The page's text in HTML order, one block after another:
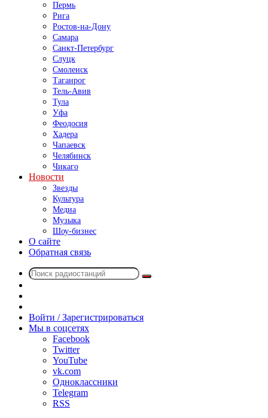
Пермь
Рига
Ростов-на-Дону
Самара
Санкт-Петербург
Слуцк
Смоленск
Таганрог
Тель-Авив
Тула
Уфа
Феодосия
Хадера
Чапаевск
Челябинск
Чикаго
Новости
Звезды
Культура
Медиа
Музыка
Шоу-бизнес
О сайте
Обратная связь
Поиск
радио
Войти / Зарегистрироваться
Мы в соцсетях
Facebook
Twitter
YouTube
vk.com
Одноклассники
Telegram
RSS